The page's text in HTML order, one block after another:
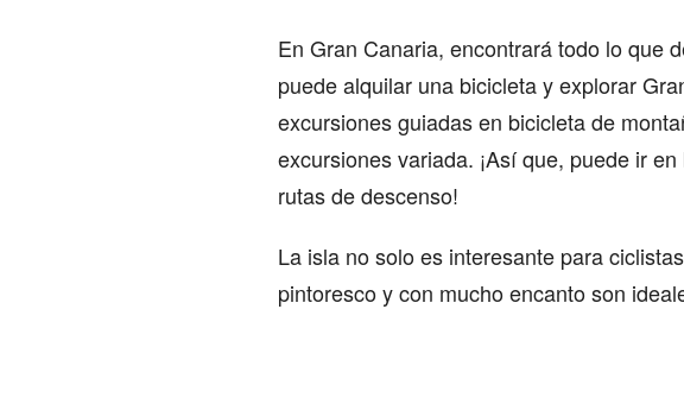
En Gran Canaria, encontrará todo lo que
puede alquilar una bicicleta y explorar
excursiones guiadas en bicicleta de
excursiones variada. ¡Así que, puede ir
rutas de descenso!
La isla no solo es interesante para
pintoresco y con mucho encanto son